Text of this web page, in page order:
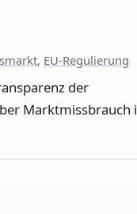
, EU-Regulierung
der
Marktmissbrauch